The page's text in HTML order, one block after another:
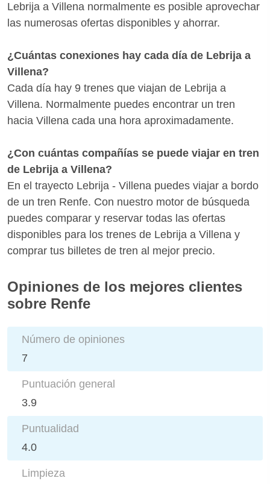
Lebrija a Villena normalmente es posible aprovechar
las numerosas ofertas disponibles y ahorrar.
¿Cuántas conexiones hay cada día de Lebrija a
Villena?
Cada día hay 9 trenes que viajan de Lebrija a
Villena. Normalmente puedes encontrar un tren
hacia Villena cada una hora aproximadamente.
¿Con cuántas compañías se puede viajar en tren
de Lebrija a Villena?
En el trayecto Lebrija - Villena puedes viajar a bordo
de un tren Renfe. Con nuestro motor de búsqueda
puedes comparar y reservar todas las ofertas
disponibles para los trenes de Lebrija a Villena y
comprar tus billetes de tren al mejor precio.
Opiniones de los mejores clientes
sobre Renfe
Número de opiniones
7
Puntuación general
3.9
Puntualidad
4.0
Limpieza